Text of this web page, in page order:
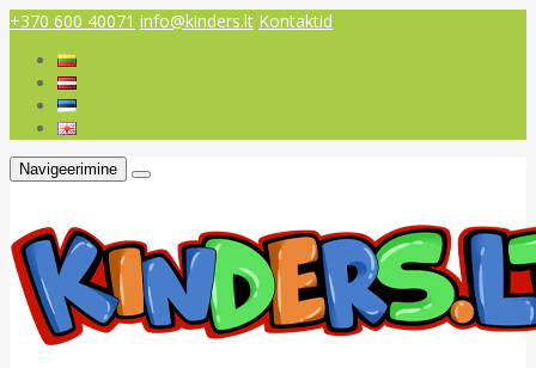
+370 600 40071 info@kinders.lt Kontaktid
Navigeerimine